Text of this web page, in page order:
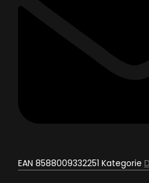
EAN 8588009332251 Kategorie